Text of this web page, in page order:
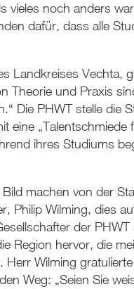
vieles noch anders
dafür, dass alle
Landkreises
Theorie und Praxis
Die PHWT stelle die
eine
ihres Studiums
machen von der
Philip Wilming, dies
der
Region hervor, die
Wilming
Weg: „Seien Sie